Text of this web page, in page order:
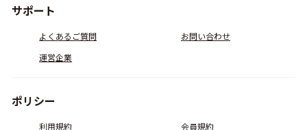
サポート
よくあるご質問
お問い合わせ
運営企業
ポリシー
利用規約 会員規約